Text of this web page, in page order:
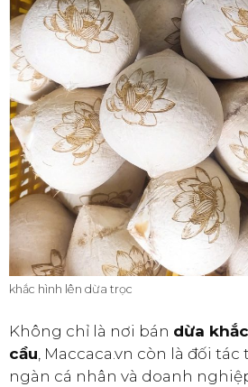
khắc hình lên dừa trọc
Không chỉ là nơi bán dừa
cầu, Maccaca.vn còn là đối
ngàn cá nhân và doanh